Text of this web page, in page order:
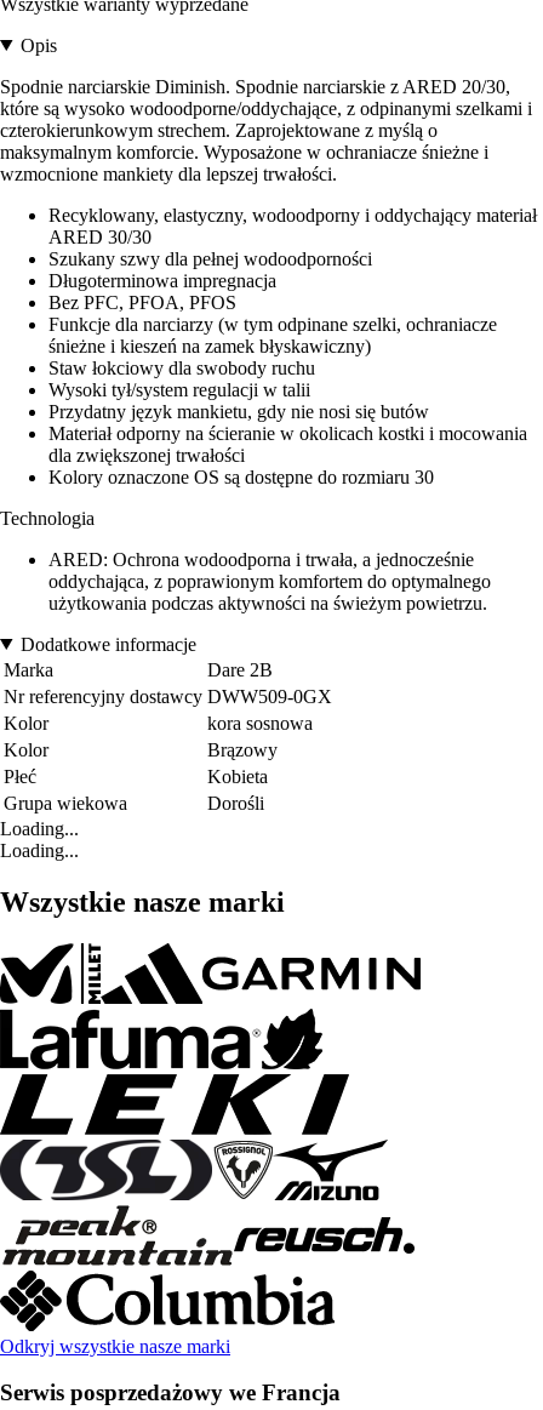
Opis
Spodnie narciarskie Diminish. Spodnie narciarskie z ARED 20/30,
które są wysoko wodoodporne/oddychające, z odpinanymi szelkami i
czterokierunkowym strechem. Zaprojektowane z myślą o
maksymalnym komforcie. Wyposażone w ochraniacze śnieżne i
wzmocnione mankiety dla lepszej trwałości.
Recyklowany, elastyczny, wodoodporny i oddychający materiał
ARED 30/30
Szukany szwy dla pełnej wodoodporności
Długoterminowa impregnacja
Bez PFC, PFOA, PFOS
Funkcje dla narciarzy (w tym odpinane szelki, ochraniacze
śnieżne i kieszeń na zamek błyskawiczny)
Staw łokciowy dla swobody ruchu
Wysoki tył/system regulacji w talii
Przydatny język mankietu, gdy nie nosi się butów
Materiał odporny na ścieranie w okolicach kostki i mocowania
dla zwiększonej trwałości
Kolory oznaczone OS są dostępne do rozmiaru 30
Technologia
ARED: Ochrona wodoodporna i trwała, a jednocześnie
oddychająca, z poprawionym komfortem do optymalnego
użytkowania podczas aktywności na świeżym powietrzu.
Dodatkowe informacje
Marka
Dare 2B
Nr referencyjny dostawcy DWW509-0GX
Kolor
kora sosnowa
Kolor
Brązowy
Płeć
Kobieta
Grupa wiekowa
Dorośli
Loading...
Loading...
Wszystkie nasze marki
Odkryj wszystkie nasze marki
Serwis posprzedażowy we Francja